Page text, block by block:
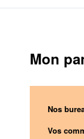
Mon
Nos
Vos